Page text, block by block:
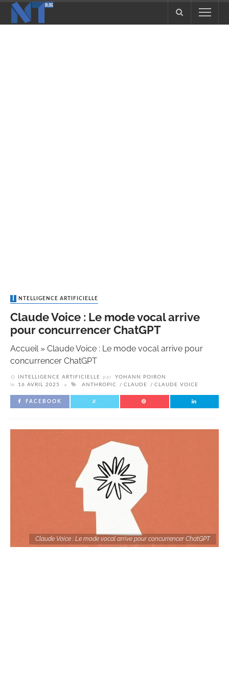
INTELLIGENCE ARTIFICIELLE
Claude Voice : Le mode vocal arrive
pour concurrencer ChatGPT
Accueil» Claude Voice : Le mode vocal arrive pour
concurrencer ChatGPT
INTELLIGENCE ARTIFICIELLE par
YOHANN POIRON
le
16 AVRIL 2025 ANTHROPIC CLAUDE CLAUDE VOICE
FACEBOOK
Claude Voice : Le mode vocal arrive pour concurrencer ChatGPT